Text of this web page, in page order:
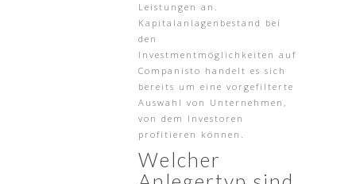
Leistungen an.
Kapitalanlagenbestand bei
den
Investmentmöglichkeiten auf
Companisto handelt es sich
bereits um eine vorgefilterte
Auswahl von Unternehmen,
von dem Investoren
profitieren können.
Welcher